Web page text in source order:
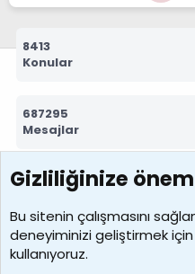
8413
Konular
687295
Mesajlar
7390
Kullanıcılar
MosesBrownHayranı
Son üye
Gizliliğinize
Bu sitenin çalışmasını
deneyiminizi geliştirmek
kullanıyoruz.